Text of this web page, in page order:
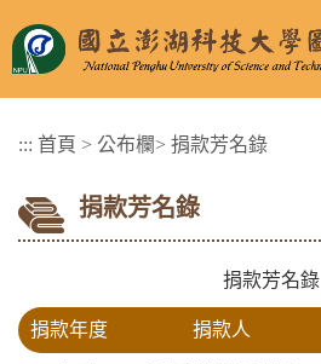
::: 首頁 > 公布欄> 捐款芳名錄
捐款芳名錄
捐款芳名錄
捐款年度 捐款人